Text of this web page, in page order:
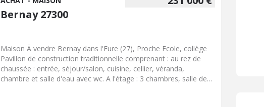
Bernay 27300
Maison Ã vendre Bernay dans l'Eure (27), Proche Ecole, collège
Pavillon de construction traditionnelle comprenant : au rez de
chaussée : entrée, séjour/salon, cuisine, cellier, véranda,
chambre et salle d'eau avec wc. A l'étage : 3 chambres, salle de